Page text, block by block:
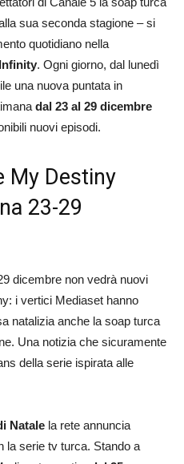
sua seconda stagione – si
quotidiano nella
. Ogni giorno, dal lunedì
una nuova puntata in
dal 23 al 29 dicembre
nuovi episodi.
My Destiny
23-29
dicembre non vedrà nuovi
i vertici Mediaset hanno
natalizia anche la soap turca
Una notizia che sicuramente
della serie ispirata alle
Natale la rete annuncia
la serie tv turca. Stando a